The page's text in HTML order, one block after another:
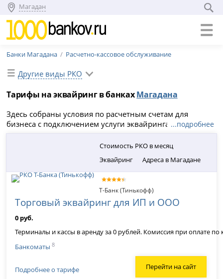
Магадан
Банки Магадана Расчетно-кассовое обслуживание
Другие виды РКО
Тарифы на эквайринг в банкахМагадана
Здесь собраны условия по расчетным счетам для
бизнеса с подключением услуги эквайринга или
мобильной кассы, комиссии за установку и
обслуживание терминала. Сравните тарифы банков
...подробнее
Стоимость РКО в месяц
Эквайринг
Адреса в Магадане
Т-Банк (Тинькофф)
Торговый эквайринг для ИП и ООО
0 руб.
Терминалы и кассы в аренду за 0 рублей. Комиссия при оплате по
Банкоматы8
Подробнее о тарифе Перейти на сайт